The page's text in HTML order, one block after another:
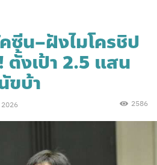
น–ฝังไมโครชิป
ตั้งเป้า 2.5 แสน
ขบ้า
2026 2586